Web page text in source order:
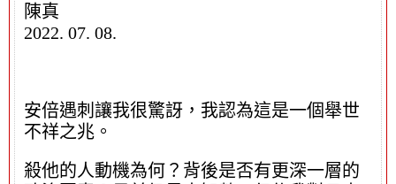
陳真
2022. 07. 08.
安倍遇刺讓我很驚訝，我認為這是一個舉世
不祥之兆。
殺他的人動機為何？背後是否有更深一層的